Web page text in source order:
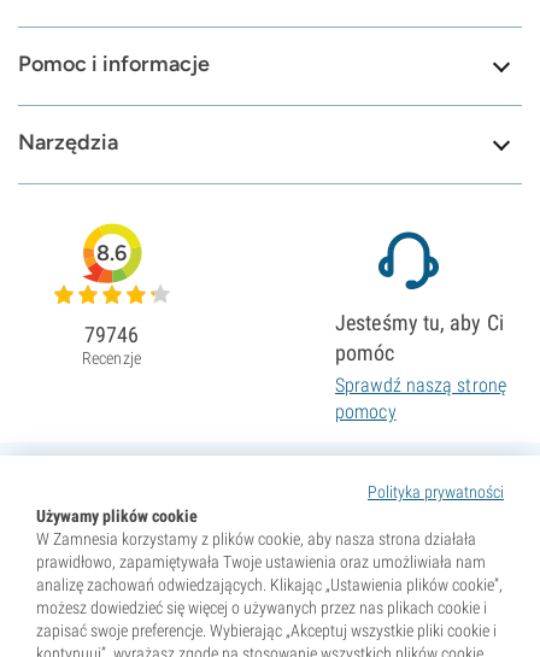
Pomoc i informacje
Narzędzia
Polityka prywatności
Używamy plików cookie
W Zamnesia korzystamy z plików cookie, aby nasza strona działała
prawidłowo, zapamiętywała Twoje ustawienia oraz umożliwiała nam
analizę zachowań odwiedzających. Klikając „Ustawienia plików cookie”,
możesz dowiedzieć się więcej o używanych przez nas plikach cookie i
zapisać swoje preferencje. Wybierając „Akceptuj wszystkie pliki cookie i
8.6
79746
Recenzje
Jesteśmy tu, aby Ci
pomóc
Sprawdź naszą stronę
pomocy